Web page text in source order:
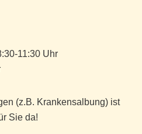
11:30 Uhr
(z.B. Krankensalbung) ist
Sie da!